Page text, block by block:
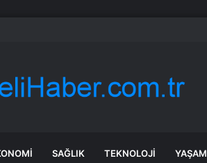
ve kötü kokulu suda yüzmeyin
SAĞLIK TEKNOLOJI YAŞAM